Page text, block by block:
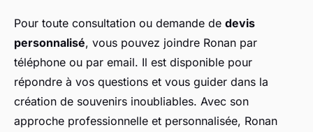
Pour toute consultation ou demande de devis
personnalisé, vous pouvez joindre Ronan par
téléphone ou par email. Il est disponible pour
répondre à vos questions et vous guider dans la
création de souvenirs inoubliables. Avec son
approche professionnelle et personnalisée, Ronan